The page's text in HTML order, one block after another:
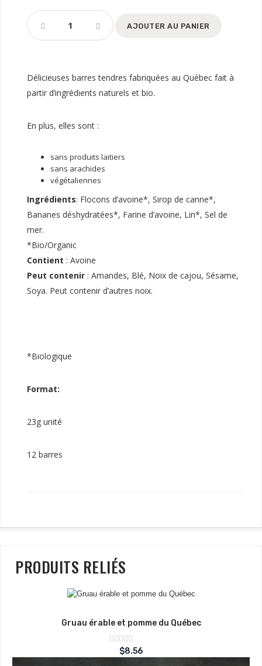
AJOUTER AU PANIER
Délicieuses barres tendres fabriquées au Québec fait à
partir d’ingrédients naturels et bio.
En plus, elles sont :
sans produits laitiers
sans arachides
végétaliennes
Ingrédients: Flocons d’avoine*, Sirop de canne*,
Bananes déshydratées*, Farine d’avoine, Lin*, Sel de
mer.
*Bio/Organic
Contient : Avoine
Peut contenir : Amandes, Blé, Noix de cajou, Sésame,
Soya. Peut contenir d’autres noix.
*Biologique
Format:
23g unité
12 barres
PRODUITS RELIÉS
Gruau érable et pomme du Québec
Note
0sur
$8.56